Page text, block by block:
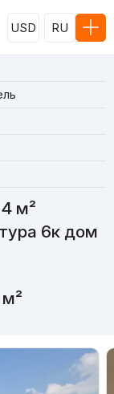
USD RU
м²
6к дом